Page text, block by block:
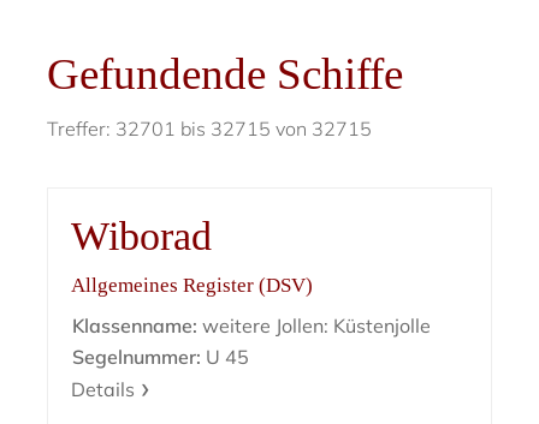
Gefundende Schiffe
Treffer: 32701 bis 32715 von 32715
Wiborad
Allgemeines Register (DSV)
Klassenname: weitere Jollen: Küstenjolle
Segelnummer: U 45
Details